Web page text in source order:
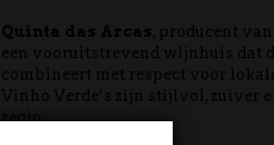
Quinta das Arcas, producent
een vooruitstrevend wijnhuis dat
combineert met respect voor
Vinho Verde’s zijn stijlvol, zuiver
regio.